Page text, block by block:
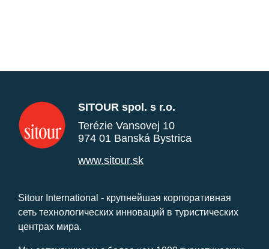
SITOUR spol. s r.o.
Terézie Vansovej 10
974 01 Banská Bystrica
www.sitour.sk
Sitour International - крупнейшая корпоративная
сеть технологических инноваций в туристических
центрах мира.